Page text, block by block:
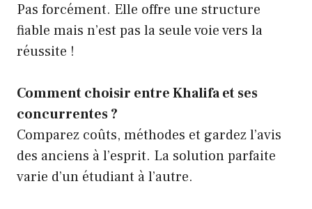
Pas forcément. Elle offre une structure
fiable mais n’est pas la seule voie vers la
réussite !
Comment choisir entre Khalifa et ses
concurrentes ?
Comparez coûts, méthodes et gardez l’avis
des anciens à l’esprit. La solution parfaite
varie d’un étudiant à l’autre.